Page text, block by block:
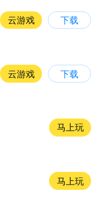
云游戏 下载
云游戏 下载
马上玩
马上玩